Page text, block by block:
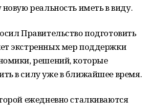
реальность иметь в виду.
Правительство подготовить
экстренных мер поддержки
решений, которые
в силу уже в ближайшее время.
ежедневно сталкиваются